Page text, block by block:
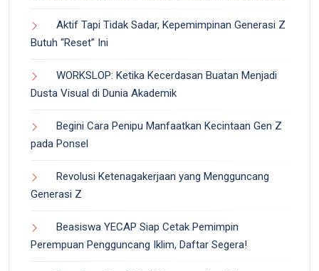
Aktif Tapi Tidak Sadar, Kepemimpinan Generasi Z
Butuh “Reset” Ini
WORKSLOP: Ketika Kecerdasan Buatan Menjadi
Dusta Visual di Dunia Akademik
Begini Cara Penipu Manfaatkan Kecintaan Gen Z
pada Ponsel
Revolusi Ketenagakerjaan yang Mengguncang
Generasi Z
Beasiswa YECAP Siap Cetak Pemimpin
Perempuan Pengguncang Iklim, Daftar Segera!